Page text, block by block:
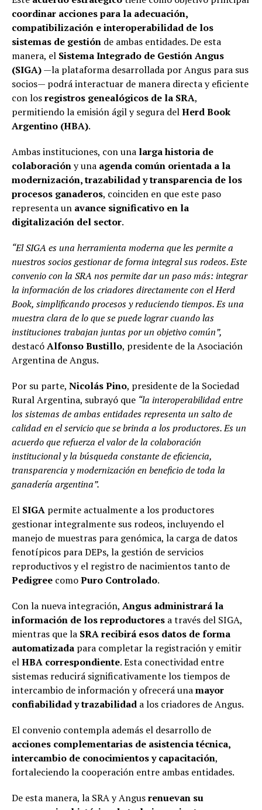
coordinar acciones para la adecuación,
compatibilización e interoperabilidad de los
sistemas de gestión de ambas entidades. De esta
manera, el Sistema Integrado de Gestión Angus
(SIGA)—la plataforma desarrollada por Angus para sus
socios— podrá interactuar de manera directa y eficiente
con losregistros genealógicos de la SRA,
permitiendo la emisión ágil y segura delHerd Book
Argentino (HBA).
Ambas instituciones, con una larga historia de
colaboracióny una agenda común orientada a la
modernización, trazabilidad y transparencia de los
procesos ganaderos, coinciden en que este paso
representa un avance significativo en la
digitalización del sector.
“El SIGA es una herramienta moderna que les permite a
nuestros socios gestionar de forma integral sus rodeos. Este
convenio con la SRA nos permite dar un paso más: integrar
la información de los criadores directamente con el Herd
Book, simplificando procesos y reduciendo tiempos. Es una
muestra clara de lo que se puede lograr cuando las
instituciones trabajan juntas por un objetivo común”,
destacóAlfonso Bustillo, presidente de la Asociación
Argentina de Angus.
Por su parte, Nicolás Pino, presidente de la Sociedad
Rural Argentina, subrayó que “la interoperabilidad entre
los sistemas de ambas entidades representa un salto de
calidad en el servicio que se brinda a los productores. Es un
acuerdo que refuerza el valor de la colaboración
institucional y la búsqueda constante de eficiencia,
transparencia y modernización en beneficio de toda la
ganadería argentina”.
El SIGA permite actualmente a los productores
gestionar integralmente sus rodeos, incluyendo el
manejo de muestras para genómica, la carga de datos
fenotípicos para DEPs, la gestión de servicios
reproductivos y el registro de nacimientos tanto de
Pedigree comoPuro Controlado.
Con la nueva integración, Angus administrará la
información de los reproductores a través del SIGA,
mientras que la SRA recibirá esos datos de forma
automatizada para completar la registración y emitir
elHBA correspondiente. Esta conectividad entre
sistemas reducirá significativamente los tiempos de
intercambio de información y ofrecerá unamayor
confiabilidad y trazabilidad a los criadores de Angus.
El convenio contempla además el desarrollo de
acciones complementarias de asistencia técnica,
intercambio de conocimientos y capacitación,
fortaleciendo la cooperación entre ambas entidades.
De esta manera, la SRA y Angusrenuevan su